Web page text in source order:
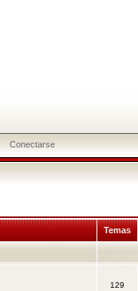
Conectarse
Temas
129